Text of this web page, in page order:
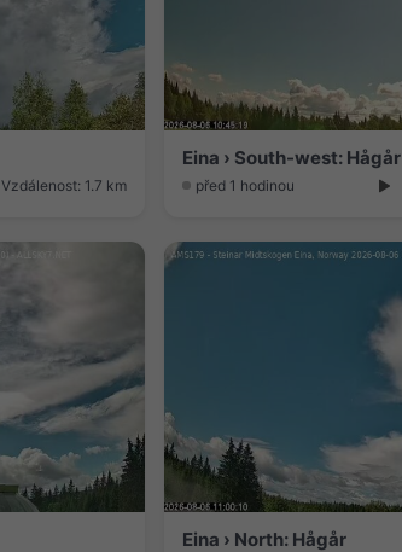
Vzdálenost: 1.7 km
Eina › South-west: Hågår
před 1 hodinou
Eina › North: Hågår